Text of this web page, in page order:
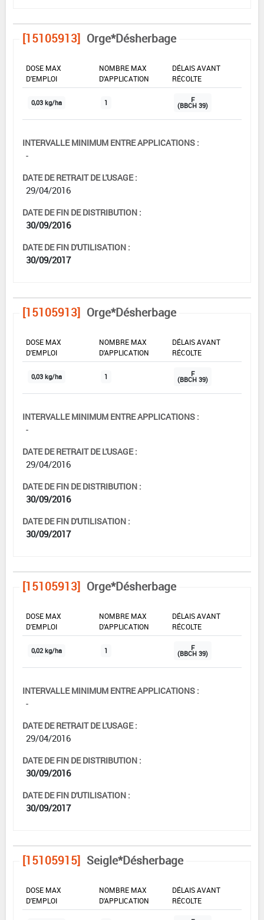
[15105913] Orge*Désherbage
DOSE MAX
D'EMPLOI
NOMBRE MAX
D'APPLICATION
DÉLAIS AVANT
RÉCOLTE
0,03 kg/ha 1 F
(BBCH 39)
INTERVALLE MINIMUM ENTRE APPLICATIONS :
-
DATE DE RETRAIT DE L'USAGE :
29/04/2016
DATE DE FIN DE DISTRIBUTION :
30/09/2016
DATE DE FIN D'UTILISATION :
30/09/2017
[15105913] Orge*Désherbage
DOSE MAX
D'EMPLOI
NOMBRE MAX
D'APPLICATION
DÉLAIS AVANT
RÉCOLTE
0,03 kg/ha 1 F
(BBCH 39)
INTERVALLE MINIMUM ENTRE APPLICATIONS :
-
DATE DE RETRAIT DE L'USAGE :
29/04/2016
DATE DE FIN DE DISTRIBUTION :
30/09/2016
DATE DE FIN D'UTILISATION :
30/09/2017
[15105913] Orge*Désherbage
DOSE MAX
D'EMPLOI
NOMBRE MAX
D'APPLICATION
DÉLAIS AVANT
RÉCOLTE
0,02 kg/ha 1 F
(BBCH 39)
INTERVALLE MINIMUM ENTRE APPLICATIONS :
-
DATE DE RETRAIT DE L'USAGE :
29/04/2016
DATE DE FIN DE DISTRIBUTION :
30/09/2016
DATE DE FIN D'UTILISATION :
30/09/2017
[15105915] Seigle*Désherbage
DOSE MAX
D'EMPLOI
NOMBRE MAX
D'APPLICATION
DÉLAIS AVANT
RÉCOLTE